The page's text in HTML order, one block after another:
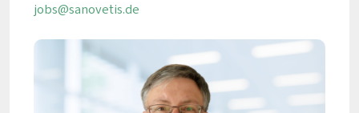
jobs@sanovetis.de